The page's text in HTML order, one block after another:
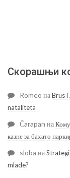
Скорашњи
Romeo наBrus
nataliteta
Čarapan на
казне за бахато
sloba на
mlade?